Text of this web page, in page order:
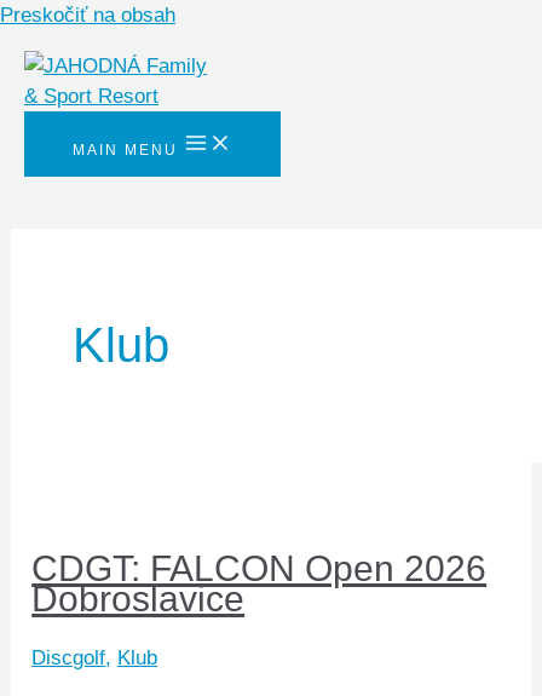
Preskočiť na obsah
MAIN MENU
Klub
CDGT: FALCON Open 2026
Dobroslavice
Discgolf, Klub